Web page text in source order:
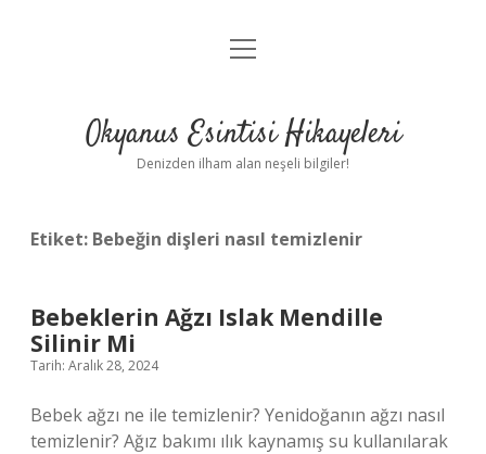
Anasayfa
Yasal Uyarı
menüyü
Okyanus Esintisi Hikayeleri
Denizden ilham alan neşeli bilgiler!
Etiket: Bebeğin dişleri nasıl temizlenir
Bebeklerin Ağzı Islak Mendille
Silinir Mi
Tarih: Aralık 28, 2024
Bebek ağzı ne ile temizlenir? Yenidoğanın ağzı nasıl
temizlenir? Ağız bakımı ılık kaynamış su kullanılarak